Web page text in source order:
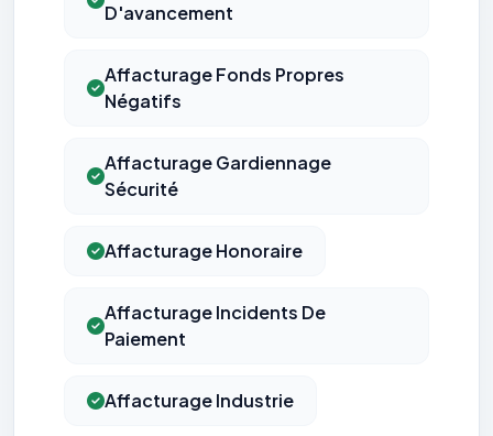
D'avancement
Affacturage Fonds Propres
Négatifs
Affacturage Gardiennage
Sécurité
Affacturage Honoraire
Affacturage Incidents De
Paiement
Affacturage Industrie